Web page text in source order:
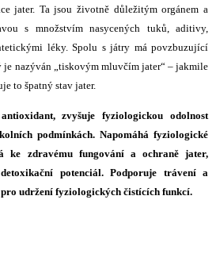
jater. Ta jsou životně důležitým orgánem a
s množstvím nasycených tuků, aditivy,
léky. Spolu s játry má povzbuzující
nazýván „tiskovým mluvčím jater“ – jakmile
to špatný stav jater.
zvyšuje fyziologickou odolnost
podmínkách. Napomáhá fyziologické
ke zdravému fungování a ochraně jater,
potenciál. Podporuje trávení a
pro udržení fyziologických čistících funkcí.